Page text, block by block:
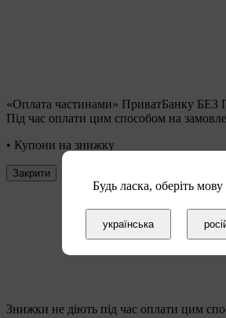
«Оплата частинами» ПриватБанку
Під час оплати цим способом на
• Купони на знижку
Закрити
Знижки не діють під час оплати цим
Будь ласка, оберіть мову
українська